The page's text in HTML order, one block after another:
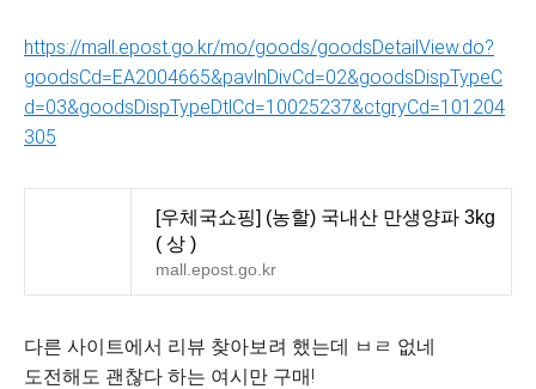
https://mall.epost.go.kr/mo/goods/goodsDetailView.do?
goodsCd=EA2004665&pavlnDivCd=02&goodsDispTypeC
d=03&goodsDispTypeDtlCd=10025237&ctgryCd=101204
305
[우체국쇼핑] (농할) 국내산 만생양파 3kg
( 상 )
mall.epost.go.kr
다른 사이트에서 리뷰 찾아보려 했는데 ㅂㄹ 없네
도전해도 괜찮다 하는 여시만 구매!